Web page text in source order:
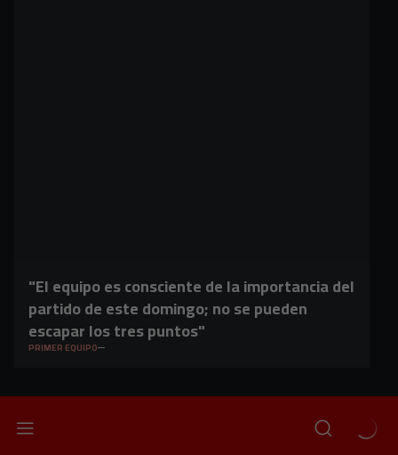
"El equipo es consciente de la importancia del
partido de este domingo; no se pueden
escapar los tres puntos"
PRIMER EQUIPO